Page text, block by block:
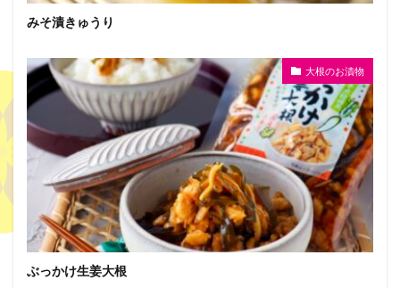
みそ漬きゅうり
大根のお漬物
ぶっかけ生姜大根